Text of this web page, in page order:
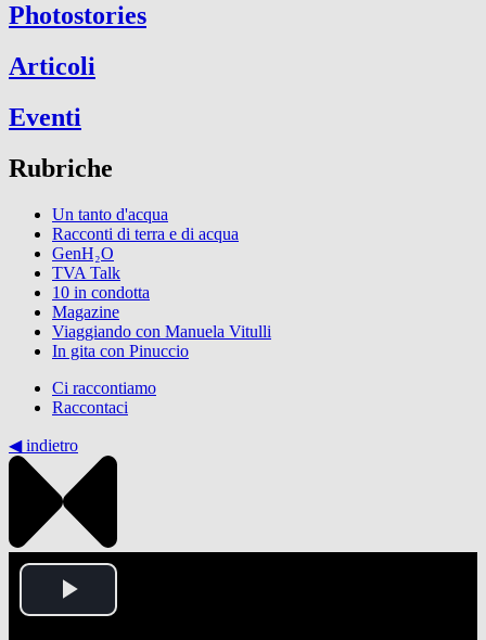
Photostories
Articoli
Eventi
Rubriche
Un tanto d'acqua
Racconti di terra e di acqua
GenH₂O
TVA Talk
10 in condotta
Magazine
Viaggiando con Manuela Vitulli
In gita con Pinuccio
Ci raccontiamo
Raccontaci
◀︎ indietro
Play